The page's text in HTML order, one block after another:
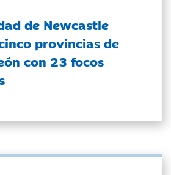
de Newcastle
provincias de
con 23 focos